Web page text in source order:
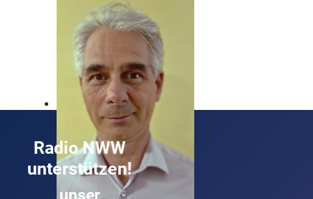
Unser Mann, wenn's um Rock geht!
Radio NWW
unterstützen!
unser